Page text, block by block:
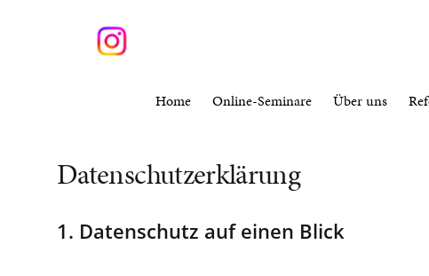
Kurse suchen
Home Online-Seminare Über uns
Datenschutz­erklärung
1. Datenschutz auf einen Blick